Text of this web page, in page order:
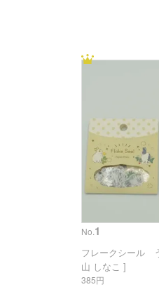
No. 1
フレークシール
山 しなこ ]
385円